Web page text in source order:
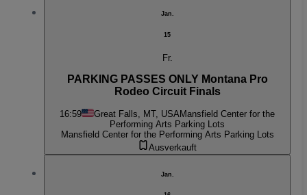
Jan.
15
Fr.
PARKING PASSES ONLY Montana Pro
Rodeo Circuit Finals
16:59 Great Falls, MT, USA Mansfield Center for the
Performing Arts Parking Lots
Mansfield Center for the Performing Arts Parking Lots
Ausverkauft
Jan.